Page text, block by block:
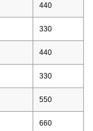
440
330
440
330
550
660